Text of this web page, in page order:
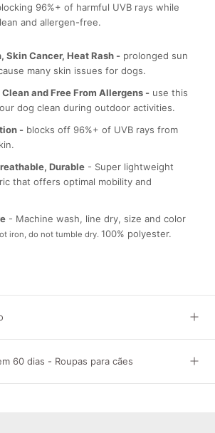
96%+ of harmful UVB rays while
and allergen-free.
Skin Cancer, Heat Rash - prolonged sun
many skin issues for dogs.
Clean and Free From Allergens - use this
dog clean during outdoor activities.
- blocks off 96%+ of UVB rays from
Durable - Super lightweight
that offers optimal mobility and
- Machine wash, line dry, size and color
iron, do not tumble dry. 100% polyester.
60 dias - Roupas para cães